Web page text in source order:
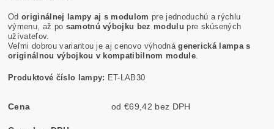
Odoriginálnej lampy aj s modulom pre jednoduchú a rýchlu
výmenu, až po samotnú výbojku bez modulu pre skúsených
užívateľov.
Veľmi dobrou variantou je aj cenovo výhodnágenerická lampa s
originálnou výbojkou v kompatibilnom module.
Produktové číslo lampy: ET-LAB30
Cena od €69,42 bez DPH